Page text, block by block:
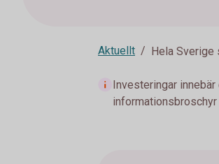
Aktuellt Hela Sverige
Investeringar